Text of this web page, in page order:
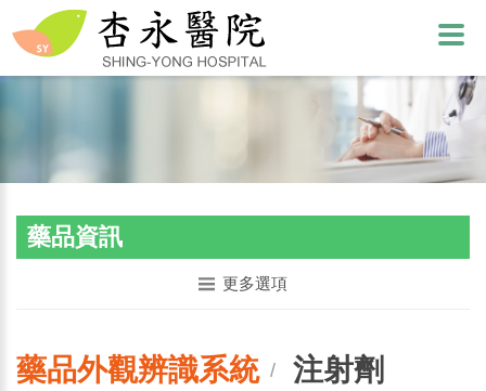
藥品資訊
更多選項
藥品外觀辨識系統/ 注射劑